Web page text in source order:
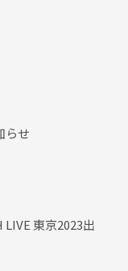
らせ
東京2023出